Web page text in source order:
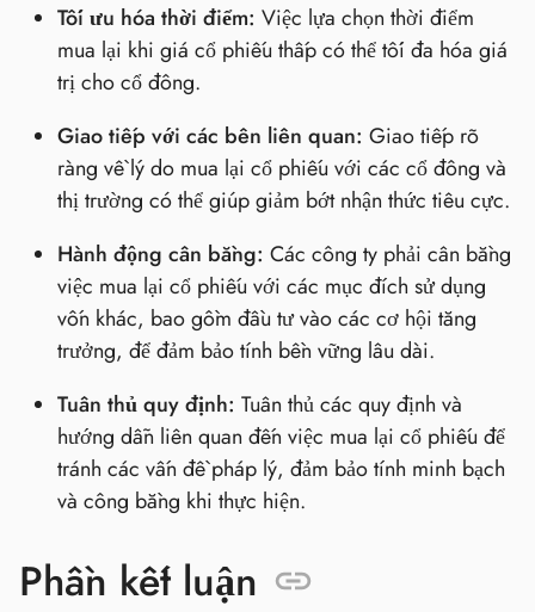
Tối ưu hóa thời điểm: Việc lựa chọn thời điểm
mua lại khi giá cổ phiếu thấp có thể tối đa hóa giá
trị cho cổ đông.
Giao tiếp với các bên liên quan: Giao tiếp rõ
ràng về lý do mua lại cổ phiếu với các cổ đông và
thị trường có thể giúp giảm bớt nhận thức tiêu cực.
Hành động cân bằng: Các công ty phải cân bằng
việc mua lại cổ phiếu với các mục đích sử dụng
vốn khác, bao gồm đầu tư vào các cơ hội tăng
trưởng, để đảm bảo tính bền vững lâu dài.
Tuân thủ quy định: Tuân thủ các quy định và
hướng dẫn liên quan đến việc mua lại cổ phiếu để
tránh các vấn đề pháp lý, đảm bảo tính minh bạch
và công bằng khi thực hiện.
Phần kết luận